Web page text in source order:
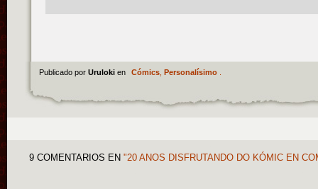
Publicado por Uruloki en Cómics, Personalísimo.
9 COMENTARIOS EN "20 ANOS DISFRUTANDO DO KÓMIC EN